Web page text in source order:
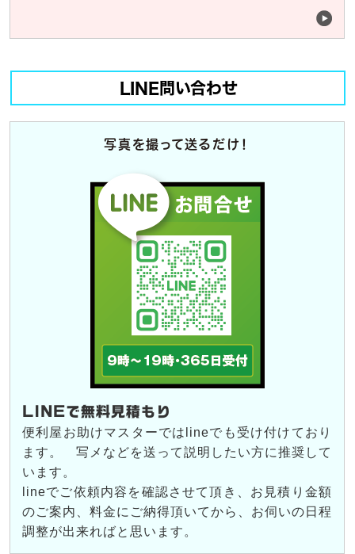
LINE問い合わせ
写真を撮って送るだけ！
LINEで無料見積もり
便利屋お助けマスターではlineでも受け付けており
ます。 写メなどを送って説明したい方に推奨して
います。
lineでご依頼内容を確認させて頂き、お見積り金額
のご案内、料金にご納得頂いてから、お伺いの日程
調整が出来ればと思います。